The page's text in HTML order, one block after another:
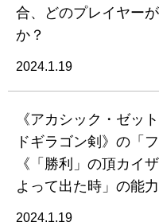
合、どのプレイヤー
か？
2024.1.19
《アカシック・ゼッ
ドギラゴン剣》の「
《「勝利」の頂カイ
よって出た時」の能
2024.1.19